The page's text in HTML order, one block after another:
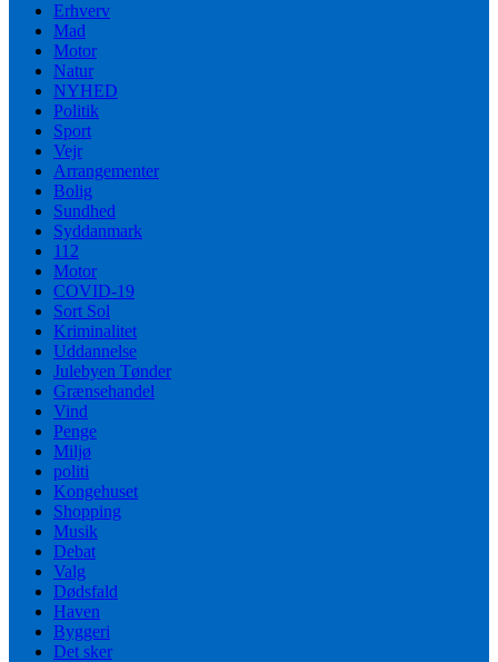
Erhverv
Mad
Motor
Natur
NYHED
Politik
Sport
Vejr
Arrangementer
Bolig
Sundhed
Syddanmark
112
Motor
COVID-19
Sort Sol
Kriminalitet
Uddannelse
Julebyen Tønder
Grænsehandel
Vind
Penge
Miljø
politi
Kongehuset
Shopping
Musik
Debat
Valg
Dødsfald
Haven
Byggeri
Det sker